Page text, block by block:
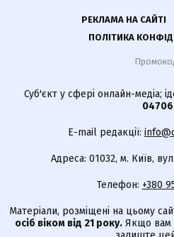
РЕКЛАМА НА САЙТІ
ПОЛІТИКА
Суб'єкт у сфері онлайн-медіа;
04706.
E-mail редакції:
Адреса: 01032, м. Київ,
Телефон: +380
Матеріали, розміщені на цьому
осіб віком від 21 року. Якщо вам